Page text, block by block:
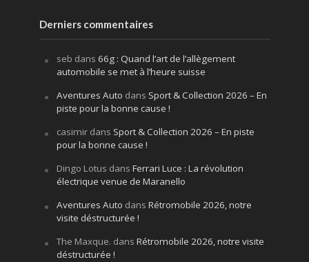
Derniers commentaires
seb dans 66g : Quand l’art de l’allègement
automobile se met à l’heure suisse
Aventures Auto dans Sport & Collection 2026 – En
piste pour la bonne cause !
casimirdans Sport & Collection 2026 – En piste
pour la bonne cause !
Dingo Lotus dans Ferrari Luce : La révolution
électrique venue de Maranello
Aventures Auto dans Rétromobile 2026, notre
visite déstructurée !
The Maxque. dans Rétromobile 2026, notre visite
déstructurée !